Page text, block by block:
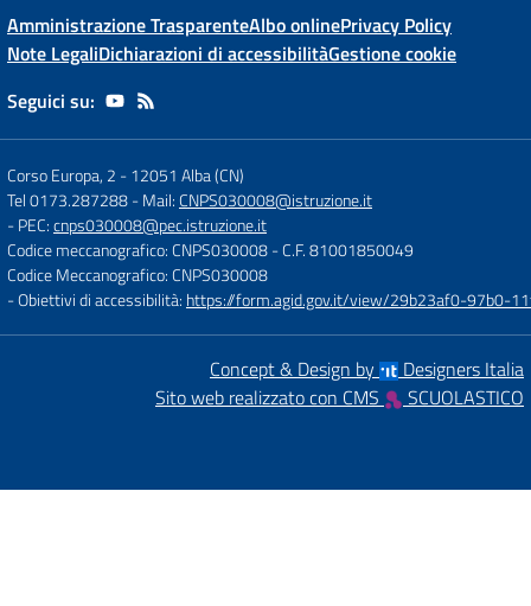
Amministrazione TrasparenteAlbo onlinePrivacy Policy
Note LegaliDichiarazioni di accessibilitàGestione cookie
Seguici su:
Corso Europa, 2 -12051 Alba (CN)
Tel 0173.287288- Mail:CNPS030008@istruzione.it
- PEC:cnps030008@pec.istruzione.it
Codice meccanografico: CNPS030008- C.F. 81001850049
Codice Meccanografico: CNPS030008
- Obiettivi di accessibilità: https://form.agid.gov.it/view/29b23af0-97b0-
Concept & Design by
Designers Italia
Sito web realizzato con CMS
SCUOLASTICO